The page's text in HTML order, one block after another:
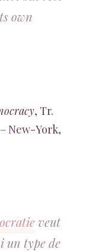
own
, Tr.
New-York,
veut
un type de